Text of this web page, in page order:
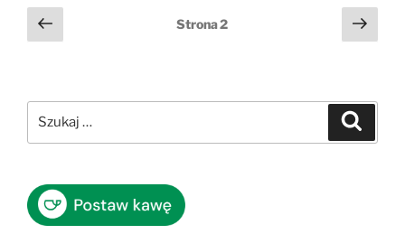
Stronicowanie
wpisów
Poprzednia
strona
Strona2